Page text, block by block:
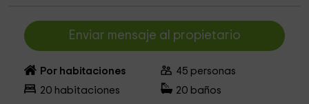
Enviar mensaje al propietario
Por habitaciones 45 personas
20 habitaciones 20 baños